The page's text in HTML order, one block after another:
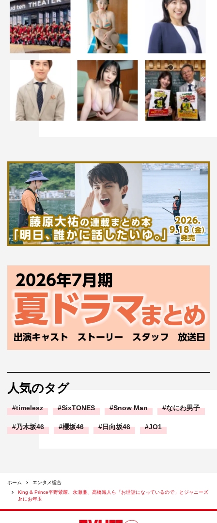
人気のタグ
timelesz SixTONES Snow Man なにわ男子
乃木坂46 櫻坂46 日向坂46 JO1
ホーム
エンタメ総合
King & Prince平野紫耀、永瀬廉、髙橋海人ら「お世話になっているので」とジャニーズ
Jr.にお年玉